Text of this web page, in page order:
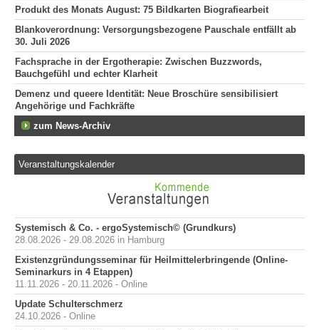
Produkt des Monats August: 75 Bildkarten Biografiearbeit
Blankoverordnung: Versorgungsbezogene Pauschale entfällt ab
30. Juli 2026
Fachsprache in der Ergotherapie: Zwischen Buzzwords,
Bauchgefühl und echter Klarheit
Demenz und queere Identität: Neue Broschüre sensibilisiert
Angehörige und Fachkräfte
zum News-Archiv
Veranstaltungskalender
Systemisch & Co. - ergoSystemisch© (Grundkurs)
28.08.2026 - 29.08.2026 in Hamburg
Existenzgründungsseminar für Heilmittelerbringende (Online-
Seminarkurs in 4 Etappen)
11.11.2026 - 20.11.2026 - Online
Update Schulterschmerz
24.10.2026 - Online